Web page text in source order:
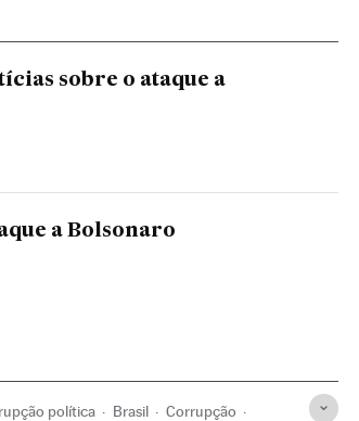
sobre o ataque a
a Bolsonaro
política Brasil Corrupção